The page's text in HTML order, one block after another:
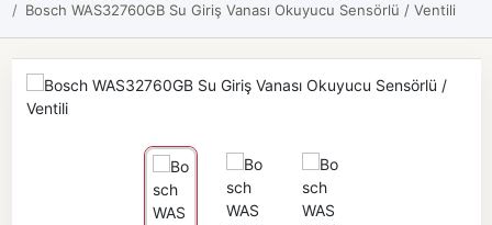
Bosch WAS32760GB Su Giriş Vanası Okuyucu Sensörlü / Ventili